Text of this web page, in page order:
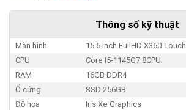
Thông số kỹ thuật
Màn hình
15.6 inch FullHD X360 Touch
CPU
Core I5-1145G7 8CPU
RAM
16GB DDR4
Ổ cứng
SSD 256GB
Đồ họa
Iris Xe Graphics